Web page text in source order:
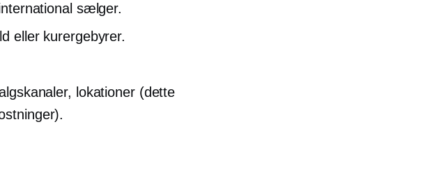
sælger.
eller kurergebyrer.
lokationer (dette